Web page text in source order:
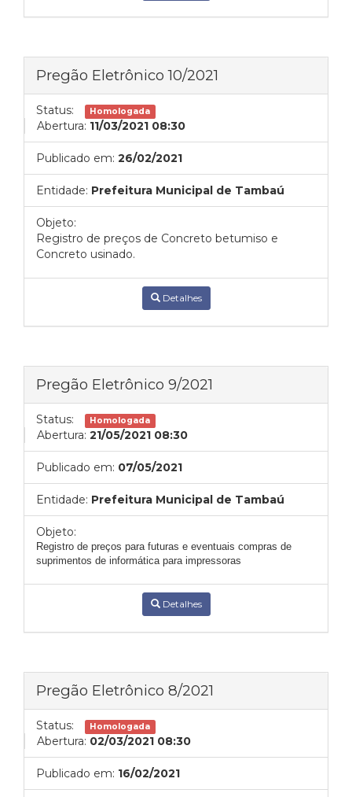
Pregão Eletrônico 10/2021
Status: Homologada
Abertura: 11/03/2021 08:30
Publicado em: 26/02/2021
Entidade: Prefeitura Municipal de Tambaú
Objeto:
Registro de preços de Concreto betumiso e
Concreto usinado.
Detalhes
Pregão Eletrônico 9/2021
Status: Homologada
Abertura: 21/05/2021 08:30
Publicado em: 07/05/2021
Entidade: Prefeitura Municipal de Tambaú
Objeto:
Registro de preços para futuras e eventuais compras de
suprimentos de informática para impressoras
Detalhes
Pregão Eletrônico 8/2021
Status: Homologada
Abertura: 02/03/2021 08:30
Publicado em: 16/02/2021